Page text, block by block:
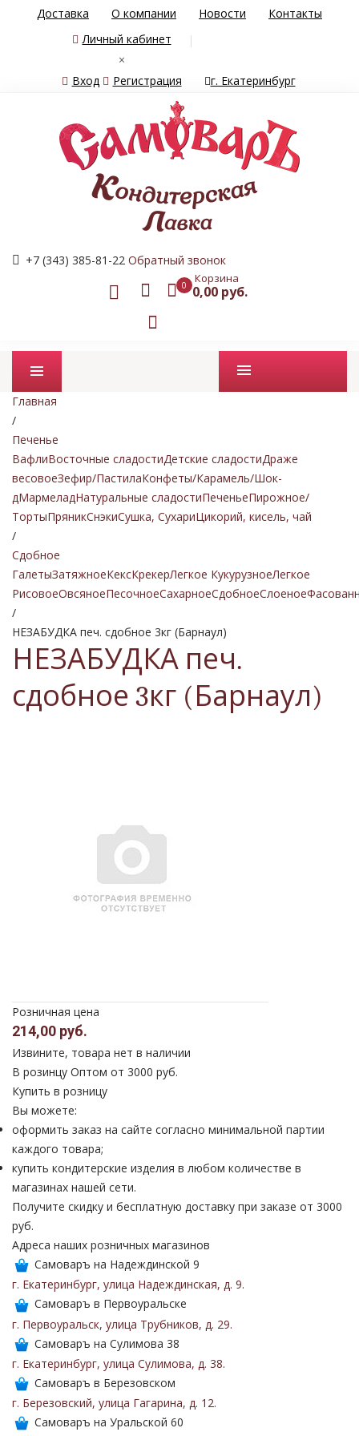
Доставка О компании Новости
Контакты
Личный кабинет
×
Вход
Регистрация г. Екатеринбург
+7 (343) 385-81-22 Обратный звонок
0 Корзина
0,00 руб.
Промо товары
Главная
/
Печенье
ВафлиВосточные сладостиДетские сладостиДраже
весовоеЗефир/ПастилаКонфеты/Карамель/Шок-
дМармеладНатуральные сладостиПеченьеПирожное/
ТортыПряникСнэкиСушка, СухариЦикорий, кисель, чай
/
Сдобное
ГалетыЗатяжноеКексКрекерЛегкое КукурузноеЛегкое
РисовоеОвсяноеПесочноеСахарноеСдобноеСлоеное
/
НЕЗАБУДКА печ. сдобное 3кг (Барнаул)
НЕЗАБУДКА печ.
сдобное 3кг (Барнаул)
Розничная цена
214,00 руб.
Извините, товара нет в наличии
В розинцу Оптом от 3000 руб.
Купить в розницу
Вы можете:
оформить заказ на сайте согласно минимальной партии
каждого товара;
купить кондитерские изделия в любом количестве в
магазинах нашей сети.
Получите скидку и бесплатную доставку при заказе от 3000
руб.
Адреса наших розничных магазинов
Самоваръ на Надеждинской 9
г. Екатеринбург, улица Надеждинская, д. 9.
Самоваръ в Первоуральске
г. Первоуральск, улица Трубников, д. 29.
Самоваръ на Сулимова 38
г. Екатеринбург, улица Сулимова, д. 38.
Самоваръ в Березовском
г. Березовский, улица Гагарина, д. 12.
Самоваръ на Уральской 60